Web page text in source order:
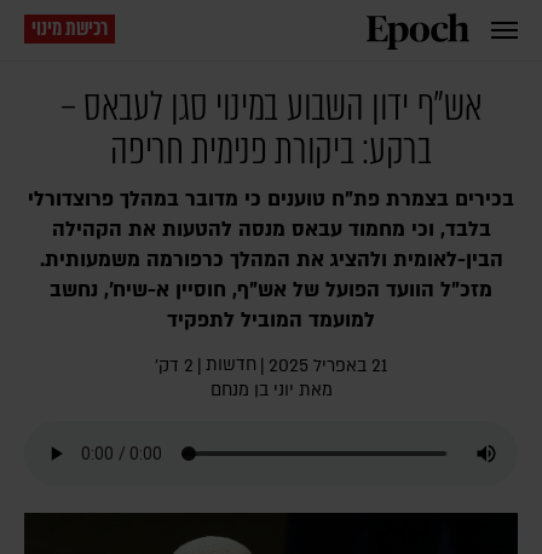
רכישת מינוי
אש"ף ידון השבוע במינוי סגן לעבאס –
ברקע: ביקורת פנימית חריפה
בכירים בצמרת פת"ח טוענים כי מדובר במהלך פרוצדורלי
בלבד, וכי מחמוד עבאס מנסה להטעות את הקהילה
הבין-לאומית ולהציג את המהלך כרפורמה משמעותית.
מזכ"ל הוועד הפועל של אש"ף, חוסיין א-שיח', נחשב
למועמד המוביל לתפקיד
21 באפריל 2025 | חדשות | 2 דק׳
מאת יוני בן מנחם